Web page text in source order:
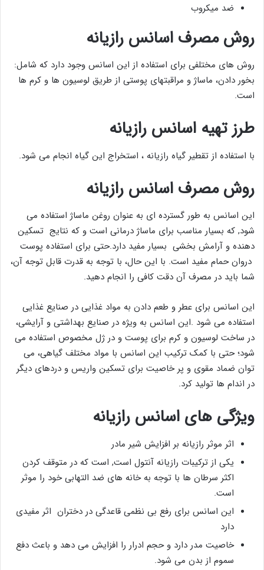
ضد میکروب
روش مصرف اسانس رازیانه
روش های مختلفی برای استفاده از این اسانس وجود دارد که شامل:
بخور دادن، ماساژ و مراقبتهای پوستی از طریق لوسیون ها و کرم ها
است.
طرز تهیه اسانس رازیانه
با استفاده از تقطیر گیاه رازیانه ، استخراج این گیاه انجام می شود.
روش مصرف اسانس رازیانه
این اسانس به طور گسترده ای به عنوان روغن ماساژ استفاده می
شود, که بسیار مناسب برای ماساژ درمانی است و که نتایج تسکین
دهنده و آرامش بخشی بسیار مفید دارد.حتی برای استفاده پوست
دروان حمام مفید است. با این حال، با توجه به قدرت قابل توجه آن،
شما باید در مصرف آن دقت کافی را انجام دهید.
این اسانس برای عطر و طعم دادن به مواد غذایی در صنایع غذایی
استفاده می شود .این اسانس به ویژه در صنایع بهداشتی و آرایشی،
در ساخت لوسیون و کرم برای پوست و در ژل مخصوص استفاده می
شود؛ حتی با کمک ترکیب این اسانس با مواد مختلف گیاهی، می
توان ضماد مقوی و پر خاصیت برای تسکین واریس و دردهای دیگر
در اندام ها تولید کرد.
ویژگی های اسانس رازیانه
اثر موثر رازیانه بر افزایش شیر مادر
یکی از ترکیبات رازیانه آنتول است, است که در متوقف کردن
اکثر سرطان ها با توجه به خانه های ضد التهابی خود را موثر
است.
این اسانس برای رفع بی نظمی قاعدگی در دختران اثر مفیدی
دارد
خاصیت مدر دارد و حجم ادرار را افزایش می دهد و باعث دفع
سموم از بدن می شود.